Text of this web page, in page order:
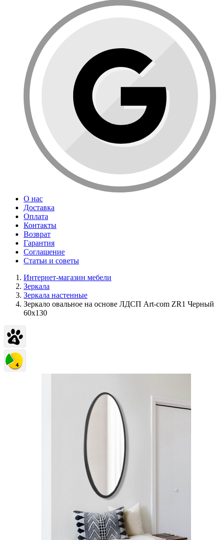
О нас
Доставка
Оплата
Контакты
Возврат
Гарантия
Соглашение
Статьи и советы
Интернет-магазин мебели
Зеркала
Зеркала настенные
Зеркало овальное на основе ЛДСП Art-com ZR1 Черный
60х130